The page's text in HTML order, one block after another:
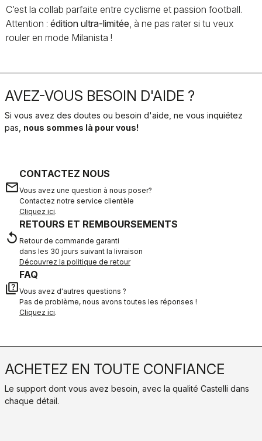
C’est la collab parfaite entre cyclisme et passion football.
Attention : édition ultra-limitée, à ne pas rater si tu veux
rouler en mode Milanista !
AVEZ-VOUS BESOIN D'AIDE ?
Si vous avez des doutes ou besoin d'aide, ne vous inquiétez
pas, nous sommes là pour vous!
email
CONTACTEZ NOUS
Vous avez une question à nous poser?
Contactez notre service clientèle
Cliquez ici.
replay
RETOURS ET REMBOURSEMENTS
Retour de commande garanti
dans les 30 jours suivant la livraison
Découvrez la politique de retour
quiz
FAQ
Vous avez d'autres questions ?
Pas de problème, nous avons toutes les réponses !
Cliquez ici.
ACHETEZ EN TOUTE CONFIANCE
Le support dont vous avez besoin, avec la qualité Castelli dans
chaque détail.